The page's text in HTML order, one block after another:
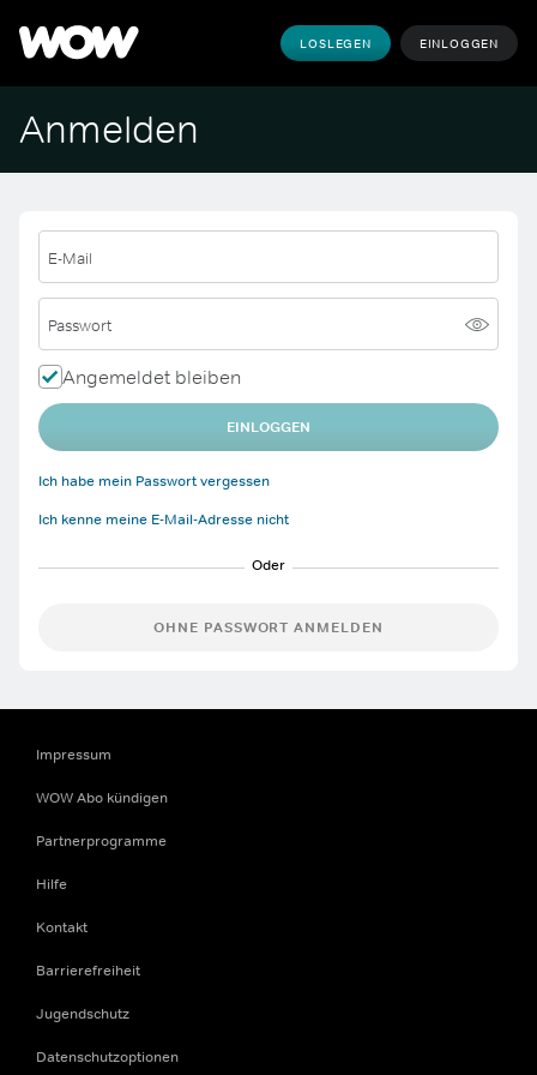
LOSLEGEN EINLOGGEN
Anmelden
E-Mail
Passwort
Angemeldet bleiben
EINLOGGEN
Ich habe mein Passwort vergessen
Ich kenne meine E-Mail-Adresse nicht
OHNE PASSWORT ANMELDEN
Impressum
WOW Abo kündigen
Partnerprogramme
Hilfe
Kontakt
Barrierefreiheit
Jugendschutz
Datenschutzoptionen